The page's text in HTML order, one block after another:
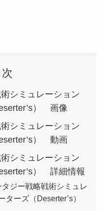
次
シミュレーション
） 画像
シミュレーション
） 動画
シミュレーション
） 詳細情報
ジー戦略戦術シミュレ
ターズ（Deserter’s）